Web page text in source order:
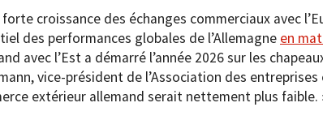
croissance des échanges commerciaux avec
des performances globales de l’Allemagne en
avec l’Est a démarré l’année 2026 sur les
vice-président de l’Association des entreprises
extérieur allemand serait nettement plus faible.